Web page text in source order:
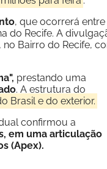
, que ocorrerá entre
do Recife. A
Bairro do Recife,
prestando uma
. A estrutura do
Brasil e do exterior.
confirmou a
em uma articulação
(Apex).